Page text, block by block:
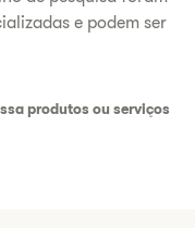
e podem ser
produtos ou serviços